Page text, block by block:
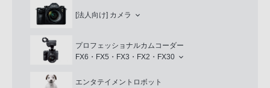
[法人向け] カメラ
プロフェッショナルカムコーダー
FX6・FX5・FX3・FX2・FX30
エンタテイメントロボット